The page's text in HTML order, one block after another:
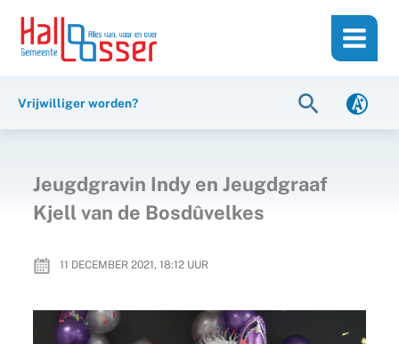
inhoud
naar
Vrijwilliger worden? Zoeken
Jeugdgravin Indy en Jeugdgraaf
Kjell van de Bosdûvelkes
11 DECEMBER 2021, 18:12UUR